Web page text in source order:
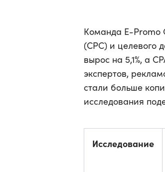
Команда E-Promo
(CPC) и целевого
вырос на 5,1%, а
экспертов,
стали больше
исследования
Исследование